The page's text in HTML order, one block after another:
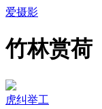
爱摄影
竹林赏荷
虎纠举工